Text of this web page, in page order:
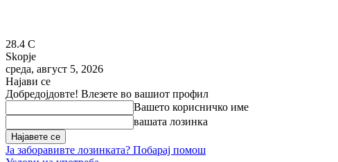
28.4 C
Skopje
среда, август 5, 2026
Најави се
Добредојдовте! Влезете во вашиот профил
Вашето корисничко име
вашата лозинка
Ја заборавивте лозинката? Побарај помош